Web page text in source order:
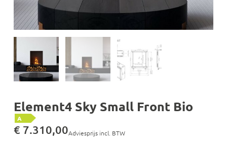
Element4 Sky Small Front Bio
A
€ 7.310,00Adviesprijs incl. BTW